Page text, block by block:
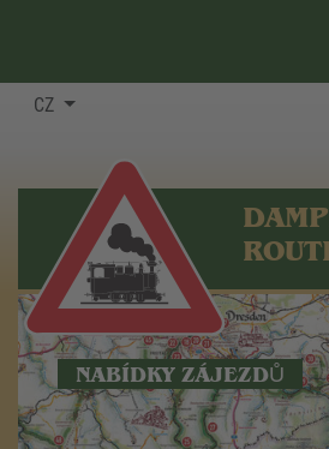
CZ
NABÍDKY ZÁJEZDŮ